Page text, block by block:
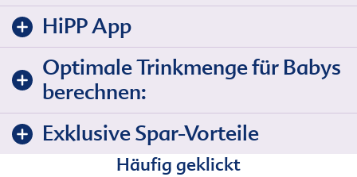
HiPP App
Optimale Trinkmenge für Babys
berechnen:
Exklusive Spar-Vorteile
Häufig geklickt